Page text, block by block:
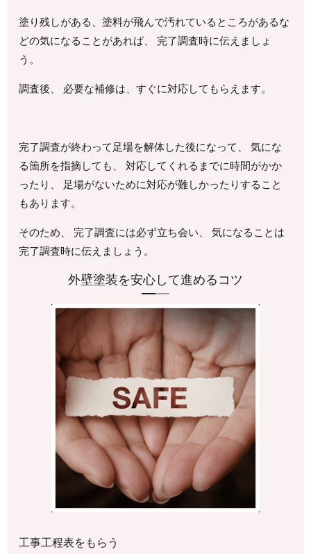
塗り残しがある、塗料が飛んで汚れているところがあるな
どの気になることがあれば、 完了調査時に伝えましょ
う。
調査後、 必要な補修は、すぐに対応してもらえます。
完了調査が終わって足場を解体した後になって、 気にな
る箇所を指摘しても、 対応してくれるまでに時間がかか
ったり、 足場がないために対応が難しかったりすること
もあります。
そのため、 完了調査には必ず立ち会い、 気になることは
完了調査時に伝えましょう。
外壁塗装を安心して進めるコツ
工事工程表をもらう